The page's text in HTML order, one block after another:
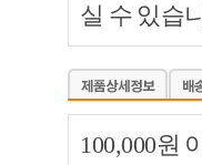
실 수 있습
100,000원